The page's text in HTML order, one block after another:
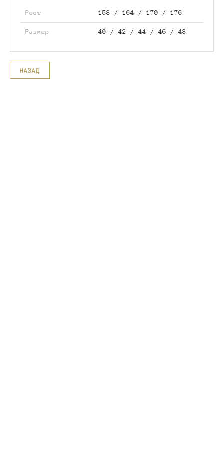
Рост 158 / 164 / 170 / 176
Размер 40 / 42 / 44 / 46 / 48
НАЗАД